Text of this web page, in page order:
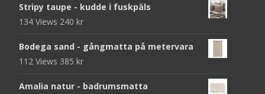
Stripy taupe - kudde i fuskpäls
134 Views 240 kr
Bodega sand - gångmatta på metervara
112 Views 385 kr
Amalia natur - badrumsmatta